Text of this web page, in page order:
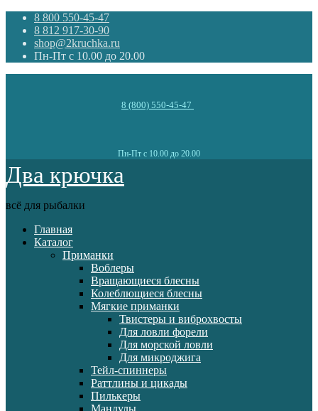
8 800 550-45-47
8 812 917-30-90
shop@2kruchka.ru
Пн-Пт с 10.00 до 20.00
8 (800) 550-45-47
Пн-Пт с 10.00 до 20.00
Два крючка
всё для рыбалки
Главная
Каталог
Приманки
Воблеры
Вращающиеся блесны
Колеблющиеся блесны
Мягкие приманки
Твистеры и виброхвосты
Для ловли форели
Для морской ловли
Для микроджига
Тейл-спиннеры
Раттлины и цикады
Пилькеры
Мандулы